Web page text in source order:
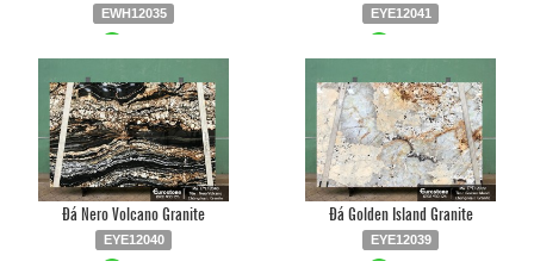
EWH12035 EYE12041
Đá Nero Volcano Granite
EYE12040
Đá Golden Island Granite
EYE12039